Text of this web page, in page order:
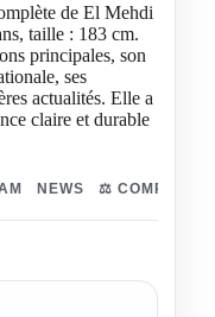
de El Mehdi
taille : 183 cm.
principales, son
ses
actualités. Elle a
claire et durable
NEWS ⚖️ COMPARER